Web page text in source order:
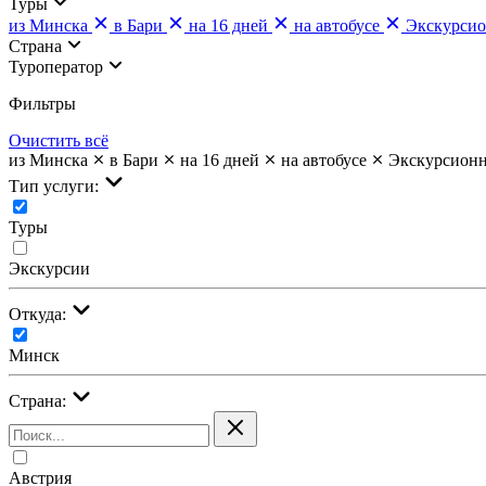
из Минска
в Бари на 16 дней на автобусе
Страна
Туроператор
Фильтры
Очистить всё
из Минска
в Бари на 16 дней на автобусе
Тип услуги:
Туры
Экскурсии
Откуда:
Минск
Страна:
Австрия